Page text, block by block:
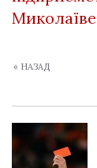
« НАЗАД